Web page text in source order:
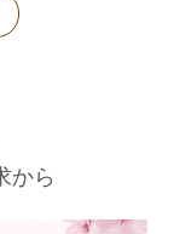
から